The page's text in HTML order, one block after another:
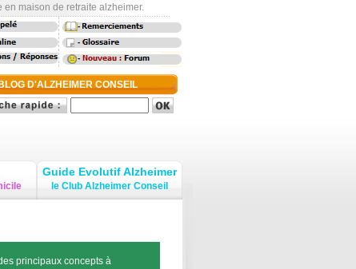
en maison de retraite alzheimer.
-
-
-
D'ALZHEIMER CONSEIL
Guide Evolutif Alzheimer
le Club Alzheimer Conseil
principaux concepts à